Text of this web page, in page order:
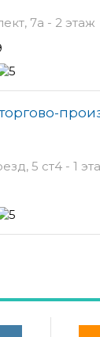
7а - 2 этаж
5 ст4 - 1